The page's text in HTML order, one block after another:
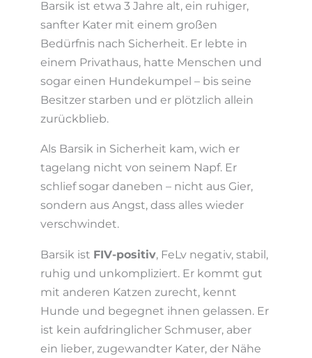
Barsik ist etwa 3 Jahre alt, ein ruhiger,
sanfter Kater mit einem großen
Bedürfnis nach Sicherheit. Er lebte in
einem Privathaus, hatte Menschen und
sogar einen Hundekumpel – bis seine
Besitzer starben und er plötzlich allein
zurückblieb.
Als Barsik in Sicherheit kam, wich er
tagelang nicht von seinem Napf. Er
schlief sogar daneben – nicht aus Gier,
sondern aus Angst, dass alles wieder
verschwindet.
Barsik ist FIV-positiv, FeLv negativ, stabil,
ruhig und unkompliziert. Er kommt gut
mit anderen Katzen zurecht, kennt
Hunde und begegnet ihnen gelassen. Er
ist kein aufdringlicher Schmuser, aber
ein lieber, zugewandter Kater, der Nähe